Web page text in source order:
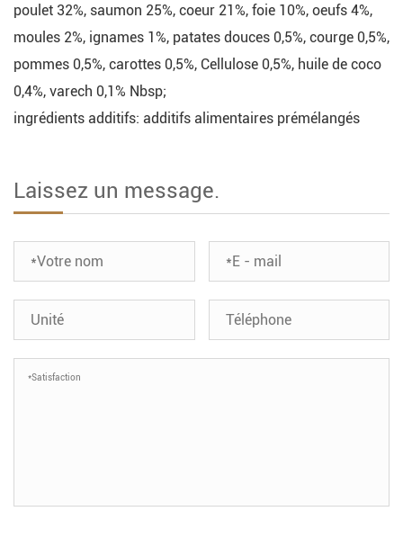
poulet 32%, saumon 25%, coeur 21%, foie 10%, oeufs 4%,
moules 2%, ignames 1%, patates douces 0,5%, courge 0,5%,
pommes 0,5%, carottes 0,5%, Cellulose 0,5%, huile de coco
0,4%, varech 0,1% Nbsp;
ingrédients additifs: additifs alimentaires prémélangés
Laissez un message.